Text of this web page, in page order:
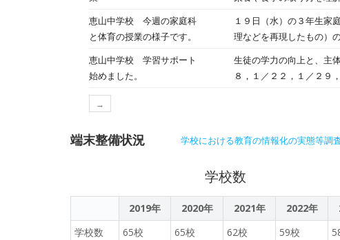
施
を通して、生徒一人ひと
験した。 授業には、同
生が参加。各科それぞれ
今後、教職員向けの生成
での活用を推進するこ
月13・14日） 実施形式
容： ・AIとの対話を通じ
みました。栄養のバラ
発に意見を出し合い楽し
で学んだことを、これか
恵山中学校 今週の家庭科
と体育の授業の様子です。
１９日（水）の３年生家
理などを再現したもの）
す。１，３年生はヒップ
の動きをまねて一生懸命
恵山中学校 学習サポート
始めました。
生徒の学力の向上と、主
８，１／２２，１／２９
ど、リラックスした雰囲
→
端末整備状況 学校における教育の情報化の実態等調
学校数
2019年 2020年 2021年 2022年
学校数
65校 65校 62校 59校